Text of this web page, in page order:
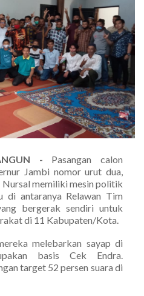
- Pasangan calon
Jambi nomor urut dua,
memiliki mesin politik
di antaranya Relawan Tim
bergerak sendiri untuk
di 11 Kabupaten/Kota.
melebarkan sayap di
basis Cek Endra.
target 52 persen suara di